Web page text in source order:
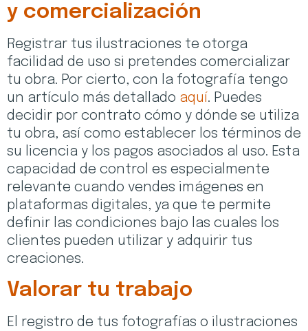
y comercialización
Registrar tus ilustraciones te otorga
facilidad de uso si pretendes comercializar
tu obra. Por cierto, con la fotografía tengo
un artículo más detallado aquí. Puedes
decidir por contrato cómo y dónde se utiliza
tu obra, así como establecer los términos de
su licencia y los pagos asociados al uso. Esta
capacidad de control es especialmente
relevante cuando vendes imágenes en
plataformas digitales, ya que te permite
definir las condiciones bajo las cuales los
clientes pueden utilizar y adquirir tus
creaciones.
Valorar tu trabajo
El registro de tus fotografías o ilustraciones